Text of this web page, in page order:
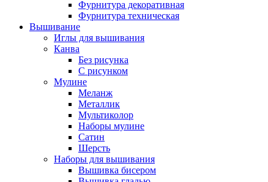
Фурнитура декоративная
Фурнитура техническая
Вышивание
Иглы для вышивания
Канва
Без рисунка
С рисунком
Мулине
Меланж
Металлик
Мультиколор
Наборы мулине
Сатин
Шерсть
Наборы для вышивания
Вышивка бисером